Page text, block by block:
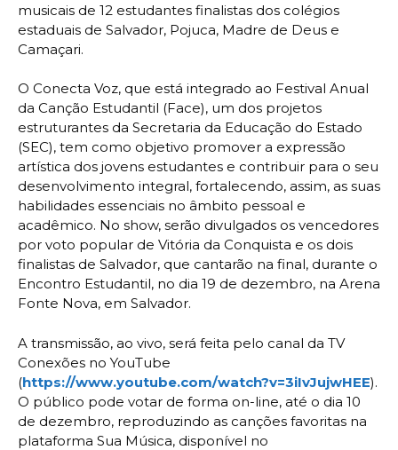
musicais de 12 estudantes finalistas dos colégios
estaduais de Salvador, Pojuca, Madre de Deus e
Camaçari.
O Conecta Voz, que está integrado ao Festival Anual
da Canção Estudantil (Face), um dos projetos
estruturantes da Secretaria da Educação do Estado
(SEC), tem como objetivo promover a expressão
artística dos jovens estudantes e contribuir para o seu
desenvolvimento integral, fortalecendo, assim, as suas
habilidades essenciais no âmbito pessoal e
acadêmico. No show, serão divulgados os vencedores
por voto popular de Vitória da Conquista e os dois
finalistas de Salvador, que cantarão na final, durante o
Encontro Estudantil, no dia 19 de dezembro, na Arena
Fonte Nova, em Salvador.
A transmissão, ao vivo, será feita pelo canal da TV
Conexões no YouTube
(https://www.youtube.com/watch?v=3iIvJujwHEE).
O público pode votar de forma on-line, até o dia 10
de dezembro, reproduzindo as canções favoritas na
plataforma Sua Música, disponível no